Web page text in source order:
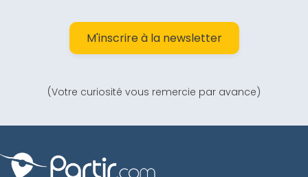
M'inscrire à la newsletter
(Votre curiosité vous remercie par avance)